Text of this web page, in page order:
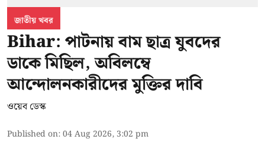
জাতীয় খবর
Bihar: পাটনায় বাম ছাত্র যুবদের
ডাকে মিছিল, অবিলম্বে
আন্দোলনকারীদের মুক্তির দাবি
ওয়েব ডেস্ক
Published on:04 Aug 2026, 3:02 pm